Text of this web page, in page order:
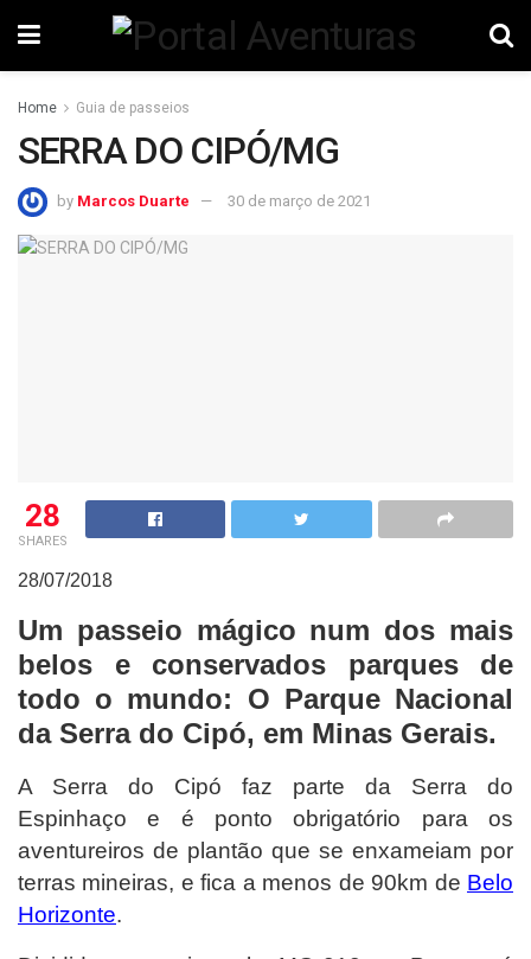
Home Guia de passeios
SERRA DO CIPÓ/MG
by Marcos Duarte 30 de março de 2021
28
SHARES
28/07/2018
Um passeio mágico num dos mais
belos e conservados parques de
todo o mundo: O Parque Nacional
da Serra do Cipó, em Minas Gerais.
A Serra do Cipó faz parte da Serra do
Espinhaço e é ponto obrigatório para os
aventureiros de plantão que se enxameiam por
terras mineiras, e fica a menos de 90km de Belo
Horizonte.